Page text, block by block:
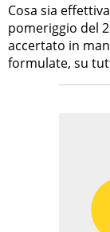
Cosa sia
pomeriggio del
accertato in
formulate, su